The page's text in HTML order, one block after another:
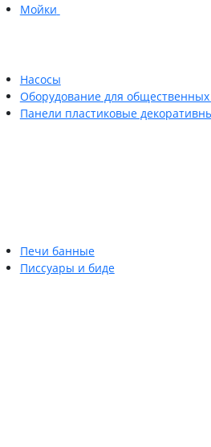
Мойки
Насосы
Оборудование для общественных
Панели пластиковые
Печи банные
Писсуары и биде